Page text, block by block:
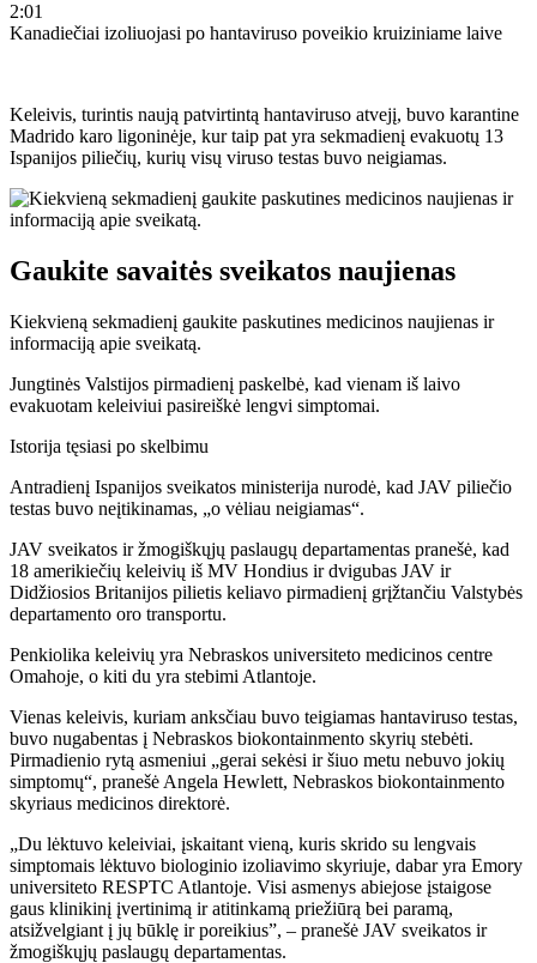
2:01
Kanadiečiai izoliuojasi po hantaviruso poveikio kruiziniame laive
Keleivis, turintis naują patvirtintą hantaviruso atvejį, buvo karantine
Madrido karo ligoninėje, kur taip pat yra sekmadienį evakuotų 13
Ispanijos piliečių, kurių visų viruso testas buvo neigiamas.
Gaukite savaitės sveikatos naujienas
Kiekvieną sekmadienį gaukite paskutines medicinos naujienas ir
informaciją apie sveikatą.
Jungtinės Valstijos pirmadienį paskelbė, kad vienam iš laivo
evakuotam keleiviui pasireiškė lengvi simptomai.
Istorija tęsiasi po skelbimu
Antradienį Ispanijos sveikatos ministerija nurodė, kad JAV piliečio
testas buvo neįtikinamas, „o vėliau neigiamas“.
JAV sveikatos ir žmogiškųjų paslaugų departamentas pranešė, kad
18 amerikiečių keleivių iš MV Hondius ir dvigubas JAV ir
Didžiosios Britanijos pilietis keliavo pirmadienį grįžtančiu Valstybės
departamento oro transportu.
Penkiolika keleivių yra Nebraskos universiteto medicinos centre
Omahoje, o kiti du yra stebimi Atlantoje.
Vienas keleivis, kuriam anksčiau buvo teigiamas hantaviruso testas,
buvo nugabentas į Nebraskos biokontainmento skyrių stebėti.
Pirmadienio rytą asmeniui „gerai sekėsi ir šiuo metu nebuvo jokių
simptomų“, pranešė Angela Hewlett, Nebraskos biokontainmento
skyriaus medicinos direktorė.
„Du lėktuvo keleiviai, įskaitant vieną, kuris skrido su lengvais
simptomais lėktuvo biologinio izoliavimo skyriuje, dabar yra Emory
universiteto RESPTC Atlantoje. Visi asmenys abiejose įstaigose
gaus klinikinį įvertinimą ir atitinkamą priežiūrą bei paramą,
atsižvelgiant į jų būklę ir poreikius”, – pranešė JAV sveikatos ir
žmogiškųjų paslaugų departamentas.